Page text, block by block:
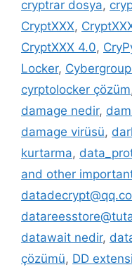
cryptrar dosya,
CryptXXX,
CryptXXX 4.0,
Locker,
cyrptolocker çözüm
damage nedir,
damage virüsü,
kurtarma,
and other
datawait nedir,
çözümü, DD